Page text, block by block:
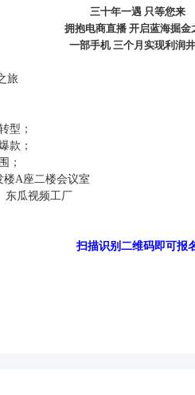
三十年一遇 只等您来
拥抱电商直播 开启蓝海掘金
一部手机 三个月实现利润
旅
型；
款；
；
楼A座二楼会议室
东瓜视频工厂
扫描识别二维码即可报